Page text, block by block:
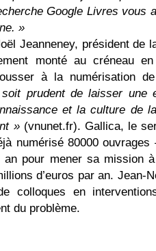
Google Livres vous
»
Jeanneney, président de
monté au créneau
à la numérisation
prudent de laisser une
et la culture de
»(vnunet.fr). Gallica, le
numérisé 80000
an pour mener sa mission
d’euros par an. Jean-
colloques en
du problème.